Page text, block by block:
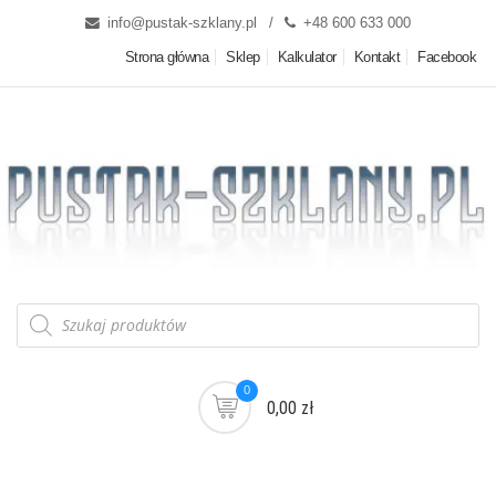
info@pustak-szklany.pl +48 600 633 000
Strona główna Sklep Kalkulator Kontakt Facebook
0
0,00 zł